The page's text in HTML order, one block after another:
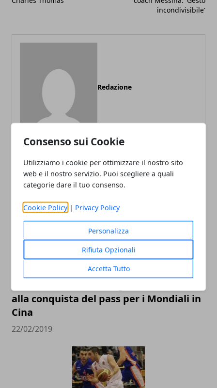
Consenso sui Cookie
Utilizziamo i cookie per ottimizzare il nostro sito
web e il nostro servizio. Puoi scegliere a quali
categorie dare il tuo consenso.
Cookie Policy | Privacy Policy
Personalizza
Rifiuta Opzionali
Accetta Tutto
incondivisibile'
Redazione
ARTICOLI CORRELATI
alla conquista del pass per i Mondiali in
Cina
22/02/2019